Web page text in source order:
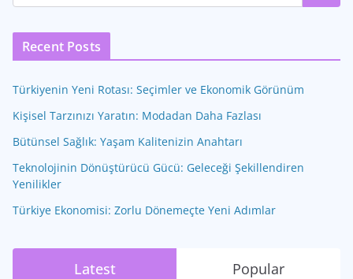
Recent Posts
Türkiyenin Yeni Rotası: Seçimler ve Ekonomik Görünüm
Kişisel Tarzınızı Yaratın: Modadan Daha Fazlası
Bütünsel Sağlık: Yaşam Kalitenizin Anahtarı
Teknolojinin Dönüştürücü Gücü: Geleceği Şekillendiren
Yenilikler
Türkiye Ekonomisi: Zorlu Dönemeçte Yeni Adımlar
Latest Popular